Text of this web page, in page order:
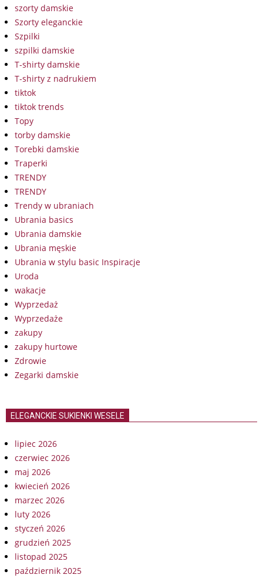
szorty damskie
Szorty eleganckie
Szpilki
szpilki damskie
T-shirty damskie
T-shirty z nadrukiem
tiktok
tiktok trends
Topy
torby damskie
Torebki damskie
Traperki
TRENDY
TRENDY
Trendy w ubraniach
Ubrania basics
Ubrania damskie
Ubrania męskie
Ubrania w stylu basic Inspiracje
Uroda
wakacje
Wyprzedaż
Wyprzedaże
zakupy
zakupy hurtowe
Zdrowie
Zegarki damskie
ELEGANCKIE SUKIENKI WESELE
lipiec 2026
czerwiec 2026
maj 2026
kwiecień 2026
marzec 2026
luty 2026
styczeń 2026
grudzień 2025
listopad 2025
październik 2025